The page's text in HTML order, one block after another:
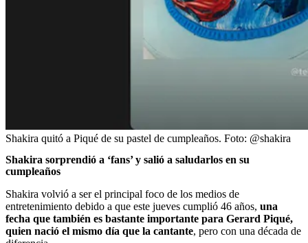
Shakira quitó a Piqué de su pastel de cumpleaños. Foto: @shakira
Shakira sorprendió a ‘fans’ y salió a saludarlos en su
cumpleaños
Shakira volvió a ser el principal foco de los medios de
entretenimiento debido a que este jueves cumplió 46 años, una
fecha que también es bastante importante para Gerard Piqué,
quien nació el mismo día que la cantante, pero con una década de